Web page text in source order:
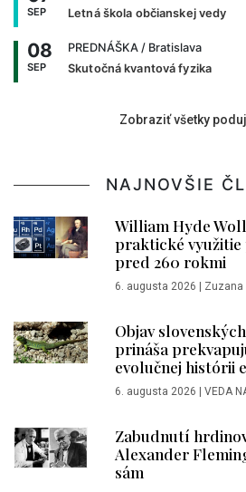
SEP
Letná škola občianskej vedy
08
SEP
PREDNÁŠKA / Bratislava
Skutočná kvantová fyzika
Zobraziť všetky
NAJNOVŠIE
William Hyde
praktické
pred 260 rokmi
6. augusta 2026 | Zuzana
Objav
prináša
evolučnej histórii
6. augusta 2026 | VEDA
Zabudnutí
Alexander
sám